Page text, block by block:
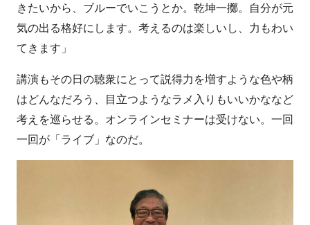
きたいから、ブルーでいこうとか。乾坤一擲。自分が元
気の出る格好にします。考えるのは楽しいし、力もわい
てきます」
講演もその日の聴衆にとって説得力を増すような色や柄
はどんなだろう、目立つようなラメ入りもいいかななど
考えを巡らせる。オンラインセミナーは受けない。一回
一回が「ライブ」なのだ。